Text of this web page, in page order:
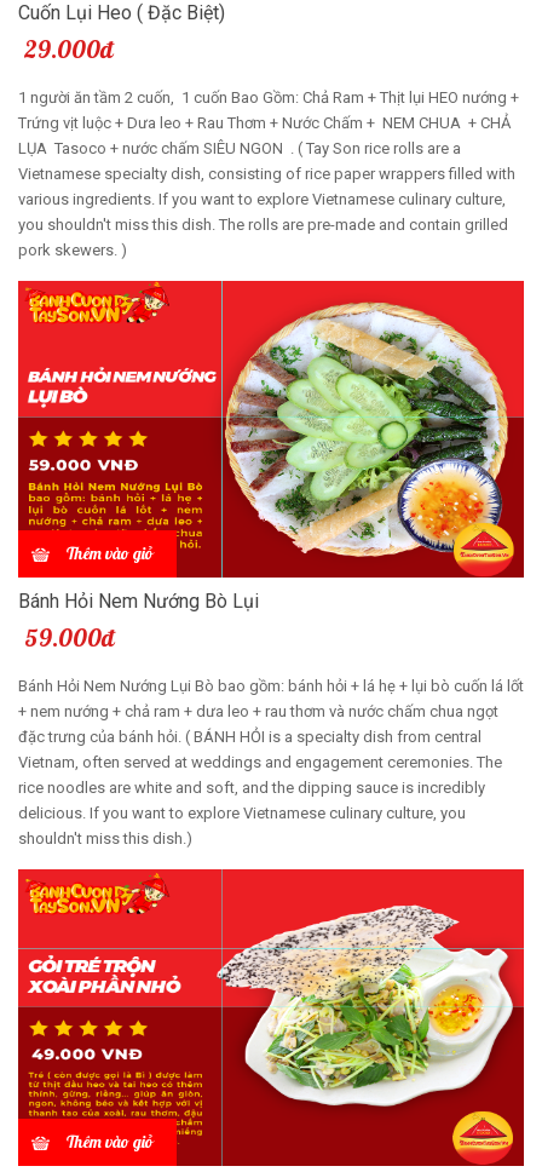
Cuốn Lụi Heo ( Đặc Biệt)
29.000đ
1 người ăn tầm 2 cuốn, 1 cuốn Bao Gồm: Chả Ram + Thịt lụi HEO nướng +
Trứng vịt luộc + Dưa leo + Rau Thơm + Nước Chấm + NEM CHUA + CHẢ
LỤA Tasoco + nước chấm SIÊU NGON . ( Tay Son rice rolls are a
Vietnamese specialty dish, consisting of rice paper wrappers filled with
various ingredients. If you want to explore Vietnamese culinary culture,
you shouldn't miss this dish. The rolls are pre-made and contain grilled
pork skewers. )
Thêm vào giỏ
Bánh Hỏi Nem Nướng Bò Lụi
59.000đ
Bánh Hỏi Nem Nướng Lụi Bò bao gồm: bánh hỏi + lá hẹ + lụi bò cuốn lá lốt
+ nem nướng + chả ram + dưa leo + rau thơm và nước chấm chua ngọt
đặc trưng của bánh hỏi. ( BÁNH HỎI is a specialty dish from central
Vietnam, often served at weddings and engagement ceremonies. The
rice noodles are white and soft, and the dipping sauce is incredibly
delicious. If you want to explore Vietnamese culinary culture, you
shouldn't miss this dish.)
Thêm vào giỏ